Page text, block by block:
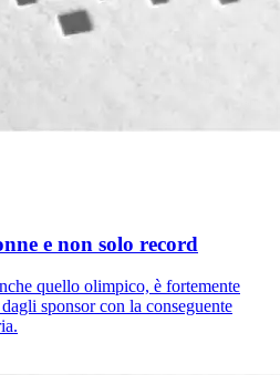
e non solo record
quello olimpico, è fortemente
sponsor con la conseguente